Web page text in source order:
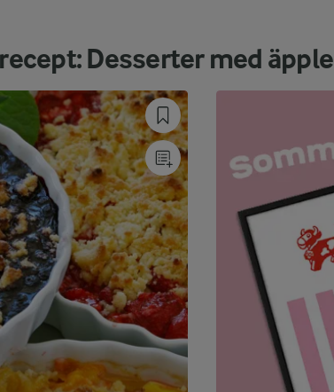
Desserter med äpple